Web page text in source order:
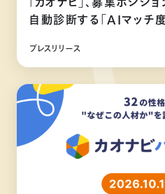
自動診断する「AIマッチ
プレスリリース